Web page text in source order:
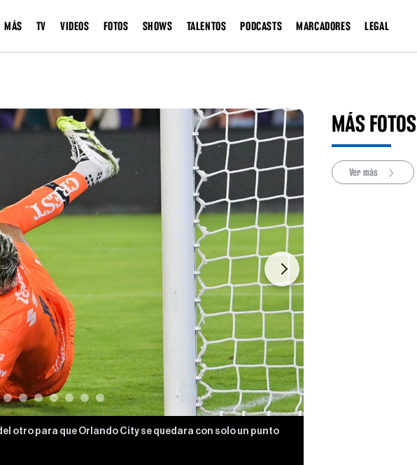
MÁS TV VIDEOS FOTOS SHOWS TALENTOS PODCASTS MARCADORES LEGAL
Next
otro para que Orlando City se quedara con solo un punto
MÁS FOTOS
Ver más